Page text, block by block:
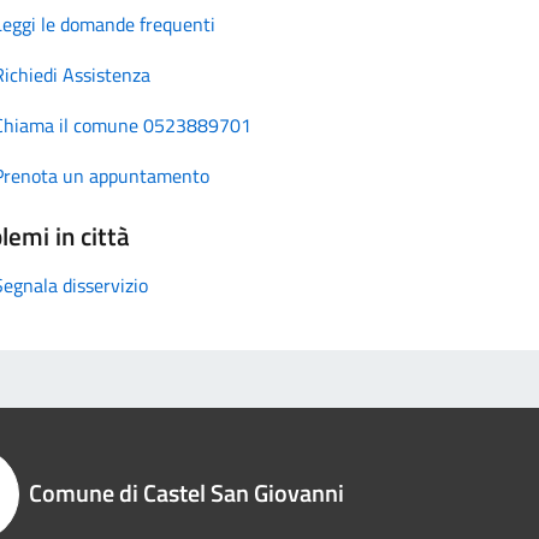
le domande frequenti
Assistenza
il comune 0523889701
un appuntamento
in città
disservizio
Comune di Castel San Giovanni